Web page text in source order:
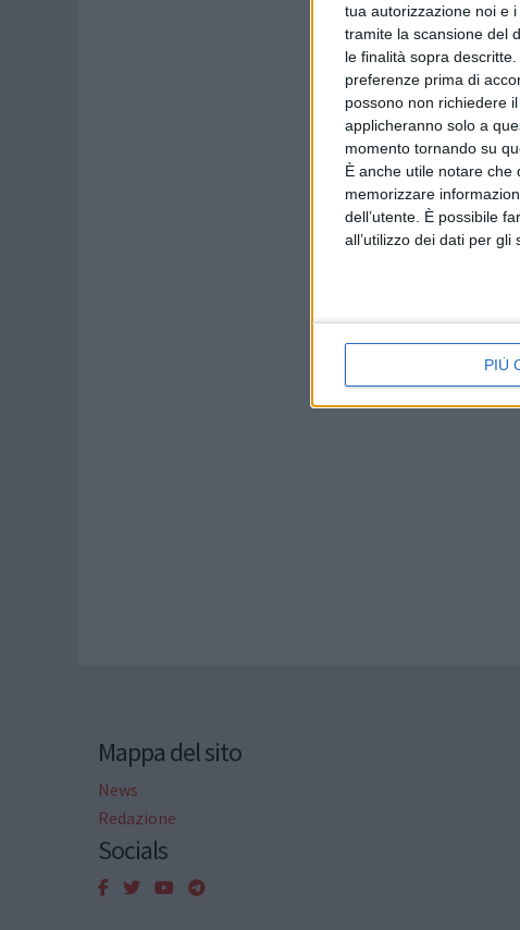
tua autorizzazione noi e
tramite la scansione del
le finalità sopra
preferenze prima di
possono non richiedere
applicheranno solo a
momento tornando su
È anche utile notare che
memorizzare
dell’utente. È possibile
all’utilizzo dei dati per
PIÙ
Mappa del sito
News
Redazione
Socials